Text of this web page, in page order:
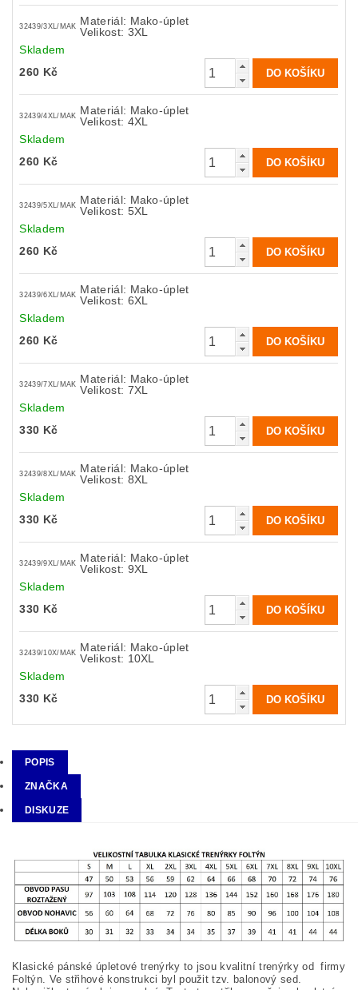
32439/3XL/MAK Materiál: Mako-úplet
Velikost: 3XL
Skladem
260 Kč
32439/4XL/MAK Materiál: Mako-úplet
Velikost: 4XL
Skladem
260 Kč
32439/5XL/MAK Materiál: Mako-úplet
Velikost: 5XL
Skladem
260 Kč
32439/6XL/MAK Materiál: Mako-úplet
Velikost: 6XL
Skladem
260 Kč
32439/7XL/MAK Materiál: Mako-úplet
Velikost: 7XL
Skladem
330 Kč
32439/8XL/MAK Materiál: Mako-úplet
Velikost: 8XL
Skladem
330 Kč
32439/9XL/MAK Materiál: Mako-úplet
Velikost: 9XL
Skladem
330 Kč
32439/10X/MAK Materiál: Mako-úplet
Velikost: 10XL
Skladem
330 Kč
POPIS
ZNAČKA
DISKUZE
Klasické pánské úpletové trenýrky to jsou kvalitní trenýrky od firmy
Foltýn. Ve střihové konstrukci byl použit tzv. balonový sed.